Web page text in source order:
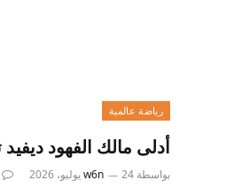
رياضة عالمية
أدلى مالك الفهود ديفيد
بواسطة w6n 24 يوليو، 2026